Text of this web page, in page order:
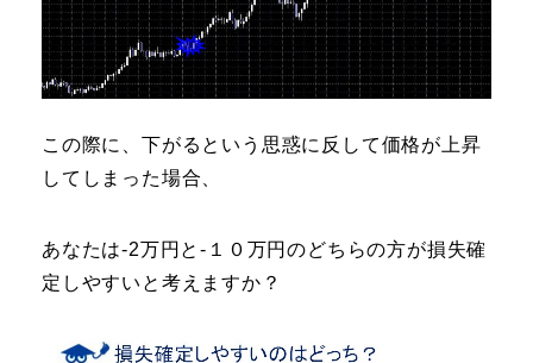
この際に、下がるという思惑に反して価格が上昇
してしまった場合、
あなたは-2万円と-１０万円のどちらの方が損失確
定しやすいと考えますか？